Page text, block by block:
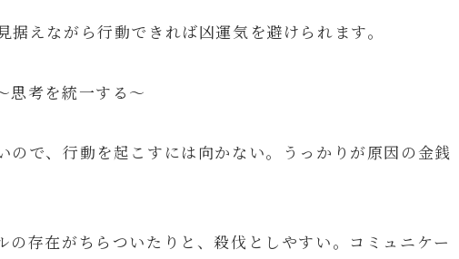
えながら行動できれば凶運気を避けられます。
思考を統一する～
ので、行動を起こすには向かない。うっかりが原因の金銭
の存在がちらついたりと、殺伐としやすい。コミュニケー